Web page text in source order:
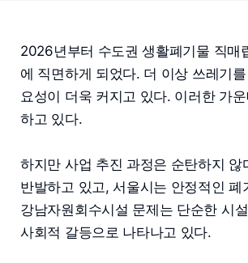
2026년부터 수도권 생활폐기물 직매
에 직면하게 되었다. 더 이상 쓰레기
요성이 더욱 커지고 있다. 이러한 가
하고 있다.
하지만 사업 추진 과정은 순탄하지
반발하고 있고, 서울시는 안정적인
강남자원회수시설 문제는 단순한 시
사회적 갈등으로 나타나고 있다.